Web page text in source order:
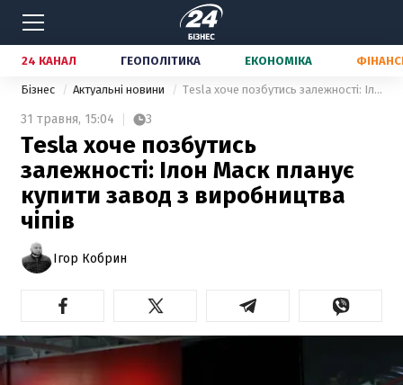
24 КАНАЛ ГЕОПОЛІТИКА ЕКОНОМІКА
Бізнес Актуальні новини Tesla хоче позбутись залежності: Ілон Маск планує купити завод з виробництва чіпів
31 травня, 15:04 3
Tesla хоче позбутись
залежності: Ілон Маск планує
купити завод з виробництва
чіпів
Ігор Кобрин